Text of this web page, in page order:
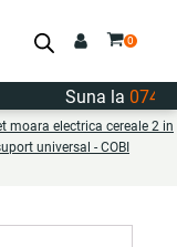
Suna la
moara electrica cereale 2 in
universal - COBI